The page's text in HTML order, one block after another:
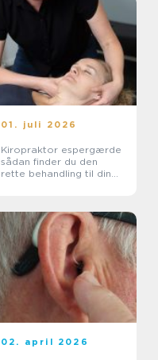
01. juli 2026
Kiropraktor espergærde
sådan finder du den
rette behandling til dine
02. april 2026